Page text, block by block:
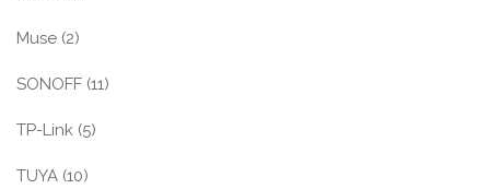
Muse (2)
SONOFF (11)
TP-Link (5)
TUYA (10)